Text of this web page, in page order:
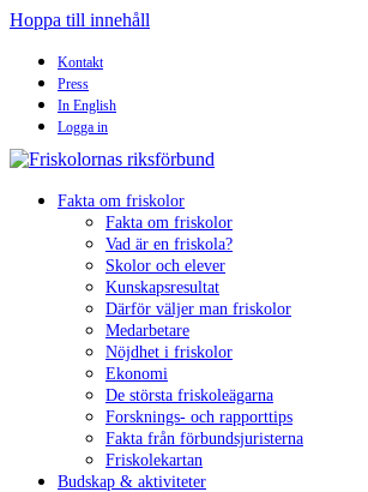
Hoppa till innehåll
Kontakt
Press
In English
Logga in
Fakta om friskolor
Fakta om friskolor
Vad är en friskola?
Skolor och elever
Kunskapsresultat
Därför väljer man friskolor
Medarbetare
Nöjdhet i friskolor
Ekonomi
De största friskoleägarna
Forsknings- och rapporttips
Fakta från förbundsjuristerna
Friskolekartan
Budskap & aktiviteter